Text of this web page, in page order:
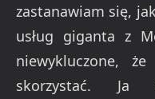
zastanawiam się,
usług giganta z
niewykluczone,
skorzystać. Ja